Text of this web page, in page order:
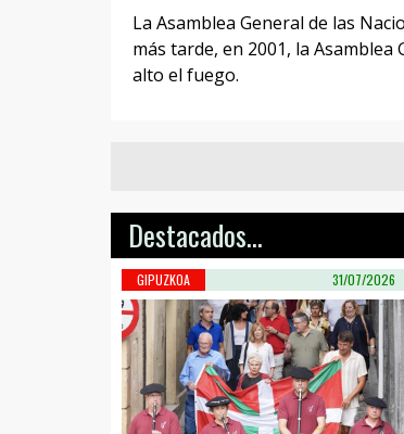
La Asamblea General de las
más tarde, en 2001, la
alto el fuego.
Destacados...
GIPUZKOA 31/07/2026